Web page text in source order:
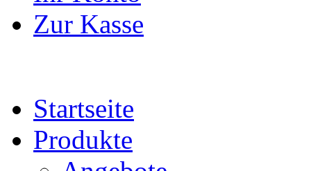
Zur Kasse
Startseite
Produkte